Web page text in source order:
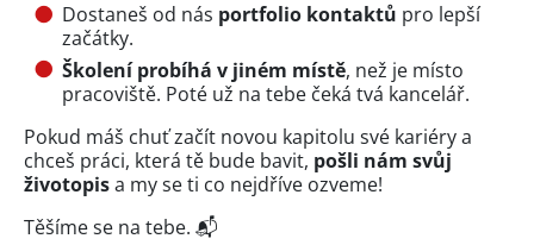
Dostaneš od nás portfolio kontaktů pro lepší
začátky.
Školení probíhá v jiném místě, než je místo
pracoviště. Poté už na tebe čeká tvá kancelář.
Pokud máš chuť začít novou kapitolu své kariéry a
chceš práci, která tě bude bavit, pošli nám svůj
životopisa my se ti co nejdříve ozveme!
Těšíme se na tebe. 📬